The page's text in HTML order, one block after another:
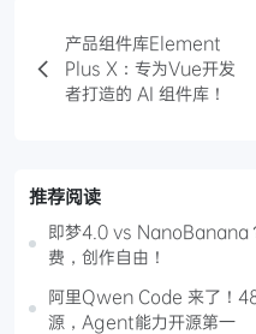
产品组件库Element
Plus X：专为Vue开发
者打造的 AI 组件库！
推荐阅读
即梦4.0 vs NanoBanana
费，创作自由！
阿里Qwen Code 来了！
源，Agent能力开源第一